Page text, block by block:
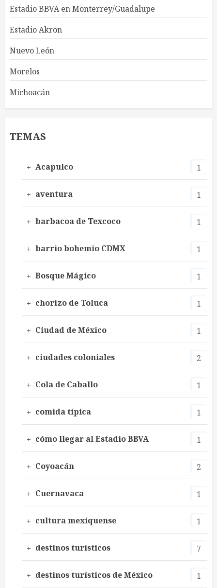
Estadio BBVA en Monterrey/Guadalupe
Estadio Akron
Nuevo León
Morelos
Michoacán
TEMAS
Acapulco 1
aventura 1
barbacoa de Texcoco 1
barrio bohemio CDMX 1
Bosque Mágico 1
chorizo de Toluca 1
Ciudad de México 1
ciudades coloniales 2
Cola de Caballo 1
comida típica 1
cómo llegar al Estadio BBVA 1
Coyoacán 2
Cuernavaca 1
cultura mexiquense 1
destinos turísticos 7
destinos turísticos de México 1